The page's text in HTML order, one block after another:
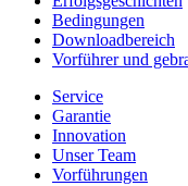
Bedingungen
Downloadbereich
Vorführer und
Service
Garantie
Innovation
Unser Team
Vorführungen